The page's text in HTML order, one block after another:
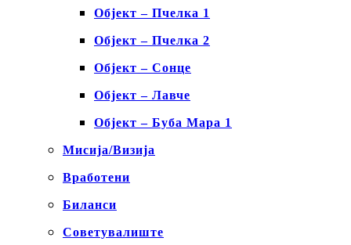
Објект – Пчелка 1
Објект – Пчелка 2
Објект – Сонце
Објект – Лавче
Објект – Буба Мара 1
Мисија/Визија
Вработени
Биланси
Советувалиште